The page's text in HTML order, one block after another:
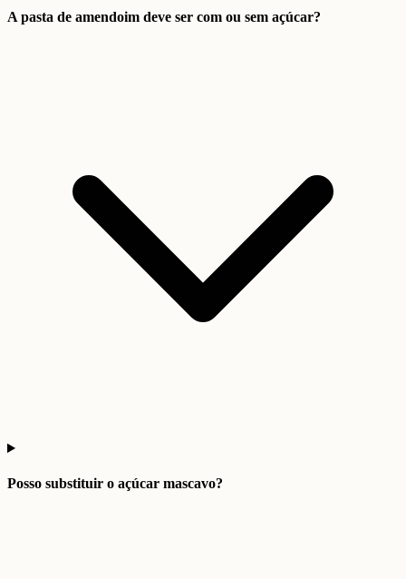
A pasta de amendoim deve ser com ou sem açúcar?
Posso substituir o açúcar mascavo?